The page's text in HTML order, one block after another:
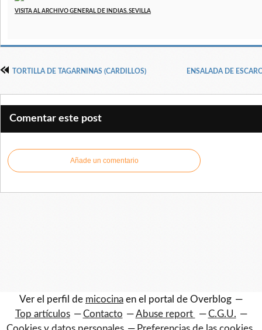
VISITA AL ARCHIVO GENERAL DE INDIAS. SEVILLA
TORTILLA DE TAGARNINAS (CARDILLOS) ENSALADA DE
Comentar este post
Añade un comentario
Ver el perfil de micocina en el portal de Overblog
Top artículos
Contacto Abuse report
C.G.U.